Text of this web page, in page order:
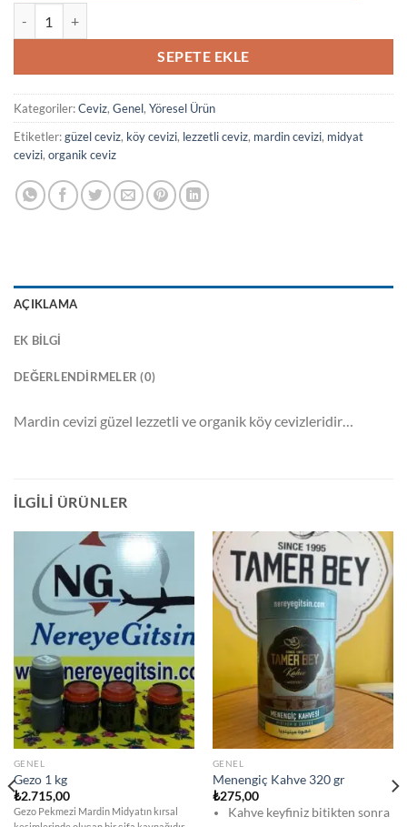
SEPETE EKLE
Kategoriler:Ceviz, Genel, Yöresel Ürün
Etiketler:güzel ceviz, köy cevizi, lezzetli ceviz, mardin cevizi, midyat
cevizi, organik ceviz
AÇIKLAMA
EK BILGI
DEĞERLENDIRMELER (0)
Mardin cevizi güzel lezzetli ve organik köy cevizleridir…
İLGILI ÜRÜNLER
GENEL
Gezo 1 kg
₺2.715,00
Gezo Pekmezi Mardin Midyatın kırsal
GENEL
Menengiç Kahve 320 gr
₺275,00
Kahve keyfiniz bitikten sonra